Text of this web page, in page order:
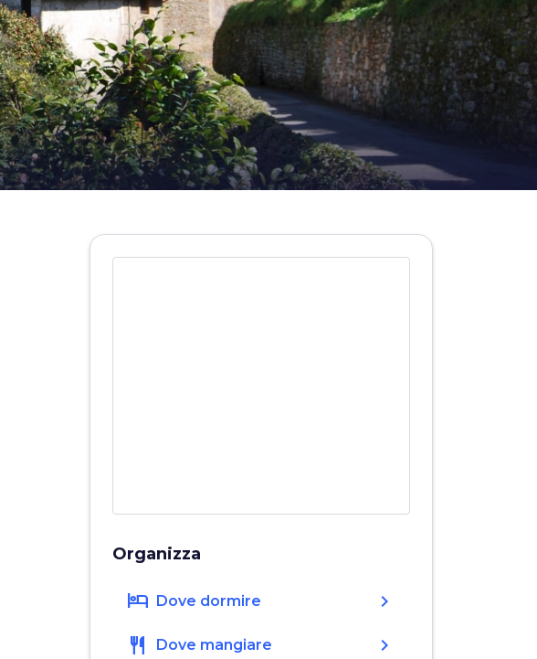
Organizza
hotel Dove dormire chevron_right
restaurant Dove mangiare chevron_right